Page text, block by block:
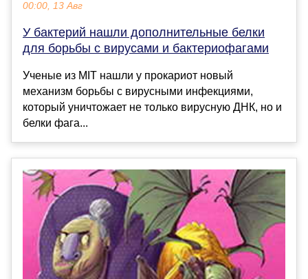
00:00, 13 Авг
У бактерий нашли дополнительные белки
для борьбы с вирусами и бактериофагами
Ученые из MIT нашли у прокариот новый
механизм борьбы с вирусными инфекциями,
который уничтожает не только вирусную ДНК, но и
белки фага...